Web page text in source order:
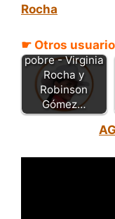
Rocha
☛ Otros
El rico y la
pobre - Virginia
Rocha y
Robinson
Gómez…